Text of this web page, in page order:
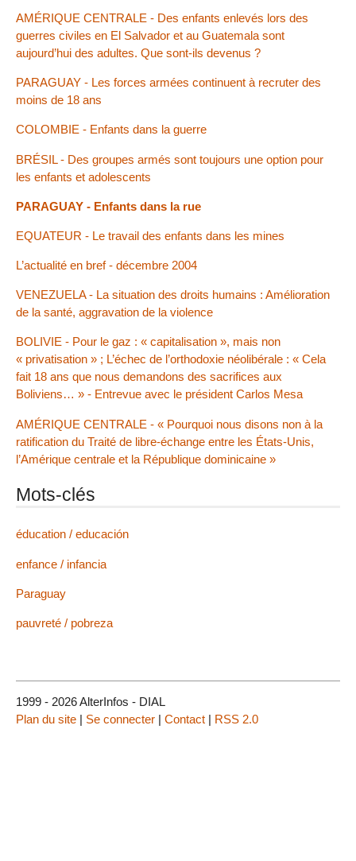
AMÉRIQUE CENTRALE - Des enfants enlevés lors des
guerres civiles en El Salvador et au Guatemala sont
aujourd’hui des adultes. Que sont-ils devenus ?
PARAGUAY - Les forces armées continuent à recruter des
moins de 18 ans
COLOMBIE - Enfants dans la guerre
BRÉSIL - Des groupes armés sont toujours une option pour
les enfants et adolescents
PARAGUAY - Enfants dans la rue
EQUATEUR - Le travail des enfants dans les mines
L’actualité en bref - décembre 2004
VENEZUELA - La situation des droits humains : Amélioration
de la santé, aggravation de la violence
BOLIVIE - Pour le gaz : « capitalisation », mais non
« privatisation » ; L’échec de l’orthodoxie néolibérale : « Cela
fait 18 ans que nous demandons des sacrifices aux
Boliviens… » - Entrevue avec le président Carlos Mesa
AMÉRIQUE CENTRALE - « Pourquoi nous disons non à la
ratification du Traité de libre-échange entre les États-Unis,
l’Amérique centrale et la République dominicaine »
Mots-clés
éducation / educación
enfance / infancia
Paraguay
pauvreté / pobreza
1999 - 2026 AlterInfos - DIAL
Plan du site | Se connecter | Contact | RSS 2.0